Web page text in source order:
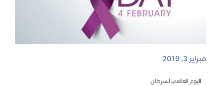
فبراير 3, 2019
اليوم العالمي للسرطان